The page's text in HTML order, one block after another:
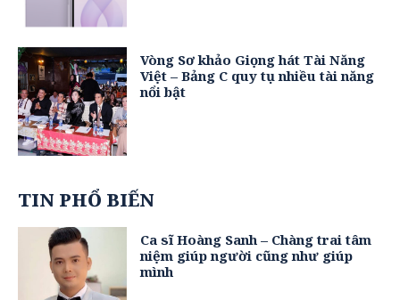
Vòng Sơ khảo Giọng hát Tài Năng
Việt – Bảng C quy tụ nhiều tài năng
nổi bật
TIN PHỔ BIẾN
Ca sĩ Hoàng Sanh – Chàng trai tâm
niệm giúp người cũng như giúp
mình